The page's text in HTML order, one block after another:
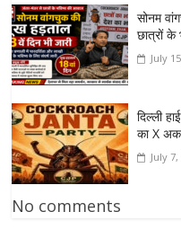
सोनम
छात्रों के
July
दिल्ली
का X
July
No comments